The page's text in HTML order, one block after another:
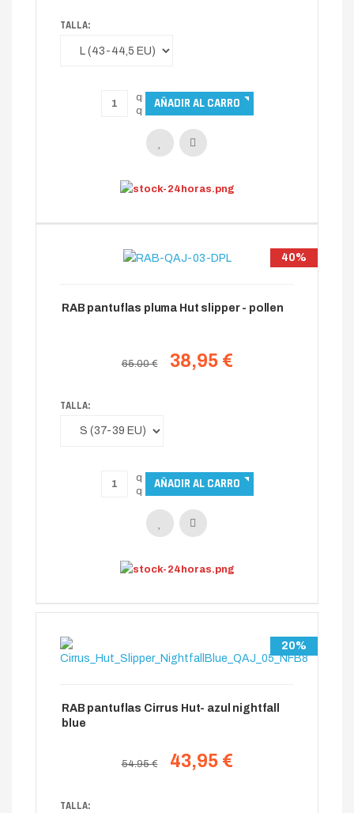
TALLA:
40%
RAB pantuflas pluma Hut slipper - pollen
65.00 € 38,95 €
TALLA:
20%
RAB pantuflas Cirrus Hut- azul nightfall
blue
54.95 € 43,95 €
TALLA: